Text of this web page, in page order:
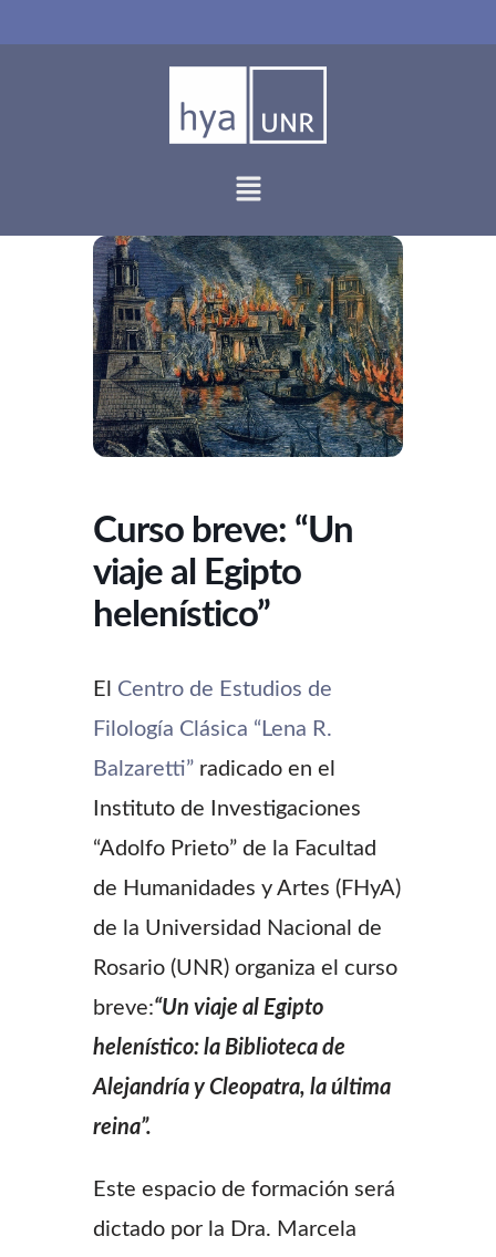
Curso breve: “Un
viaje al Egipto
helenístico”
El Centro de Estudios de
Filología Clásica “Lena R.
Balzaretti” radicado en el
Instituto de Investigaciones
“Adolfo Prieto” de la Facultad
de Humanidades y Artes (FHyA)
de la Universidad Nacional de
Rosario (UNR) organiza el curso
breve:“Un viaje al Egipto
helenístico: la Biblioteca de
Alejandría y Cleopatra, la última
reina”.
Este espacio de formación será
dictado por la Dra. Marcela